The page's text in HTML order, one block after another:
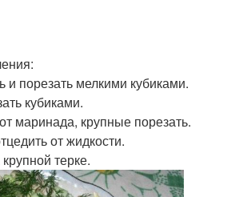
и порезать мелкими кубиками.
кубиками.
маринада, крупные порезать.
от жидкости.
терке.